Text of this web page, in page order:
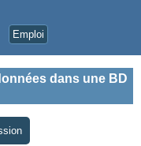
Emploi
dans une BD